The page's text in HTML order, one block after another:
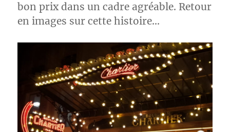
bon prix dans un cadre agréable. Retour
en images sur cette histoire…